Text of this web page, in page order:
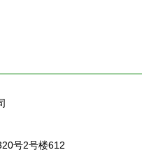
号2号楼612